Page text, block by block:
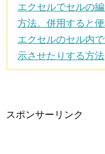
エクセルでセルの
方法。併用すると便
エクセルのセル内
示させたりする方法
スポンサーリンク